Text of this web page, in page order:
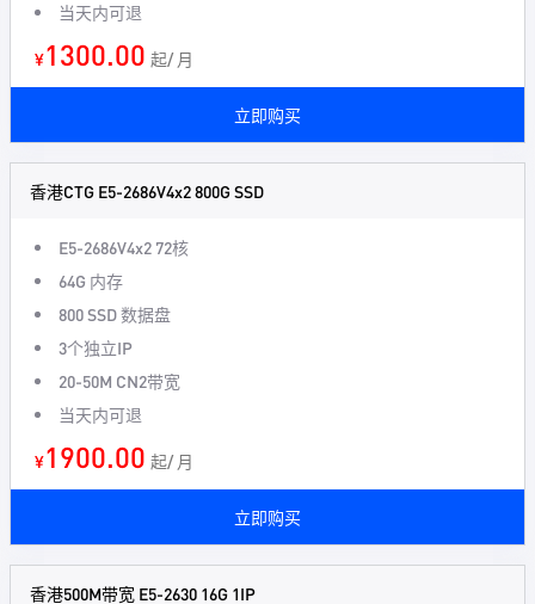
当天内可退
¥1300.00 起/ 月
立即购买
香港CTG E5-2686V4x2 800G SSD
E5-2686V4x2 72核
64G 内存
800 SSD 数据盘
3个独立IP
20-50M CN2带宽
当天内可退
¥1900.00 起/ 月
立即购买
香港500M带宽 E5-2630 16G 1IP